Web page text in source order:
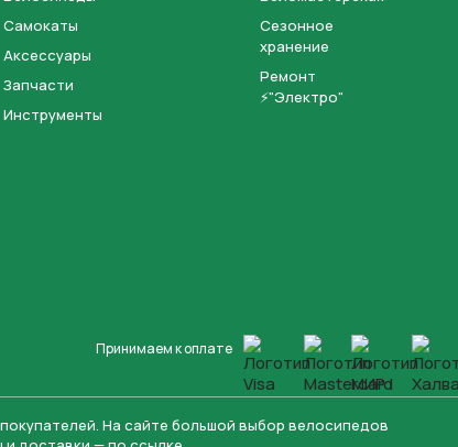
Самокаты
Аксессуары
Запчасти
Инструменты
Сезонное
хранение
Ремонт
⚡"Электро"
Принимаем к оплате
На сайте большой выбор велосипедов